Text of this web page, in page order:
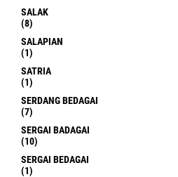
SALAK
(8)
SALAPIAN
(1)
SATRIA
(1)
SERDANG BEDAGAI
(7)
SERGAI BADAGAI
(10)
SERGAI BEDAGAI
(1)